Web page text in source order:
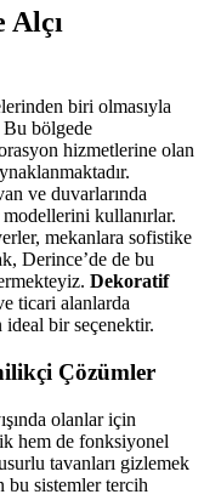
Alçı
biri olmasıyla
Bu bölgede
hizmetlerine olan
ve duvarlarında
kullanırlar.
mekanlara sofistike
Derince’de de bu
Dekoratif
ticari alanlarda
bir seçenektir.
Çözümler
olanlar için
hem de fonksiyonel
tavanları gizlemek
bu sistemler tercih